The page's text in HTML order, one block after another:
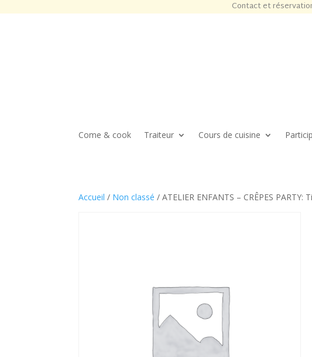
Contact et
Come & cook Traiteur Cours de cuisine
Accueil / Non classé / ATELIER ENFANTS – CRÊPES PARTY: